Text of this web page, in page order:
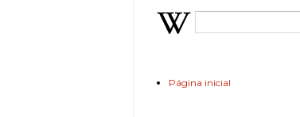
Página inicial